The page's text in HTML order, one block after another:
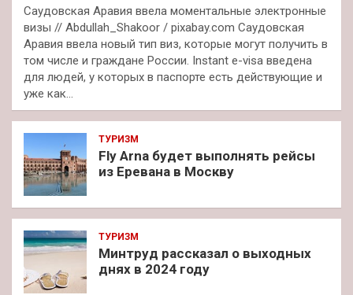
Саудовская Аравия ввела моментальные электронные
визы // Abdullah_Shakoor / pixabay.com Саудовская
Аравия ввела новый тип виз, которые могут получить в
том числе и граждане России. Instant e-visa введена
для людей, у которых в паспорте есть действующие и
уже как…
ТУРИЗМ
Fly Arna будет выполнять рейсы
из Еревана в Москву
ТУРИЗМ
Минтруд рассказал о выходных
днях в 2024 году